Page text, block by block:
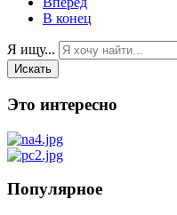
В конец
Я ищу...
Искать
Это интересно
Популярное